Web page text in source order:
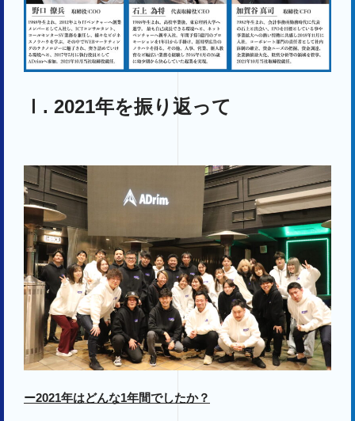
Ⅰ. 2021年を振り返って
ー2021年はどんな1年間でしたか？